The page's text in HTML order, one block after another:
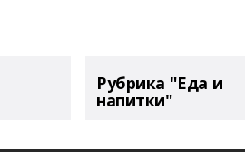
Рубрика "Еда и
напитки"